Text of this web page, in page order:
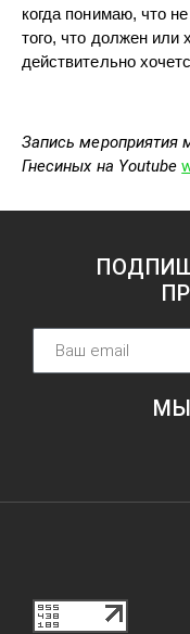
когда понимаю, что
того, что должен или
действительно
Запись мероприятия
Гнесиных на Youtube
МЫ